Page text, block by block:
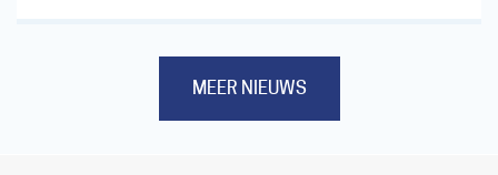
MEER NIEUWS